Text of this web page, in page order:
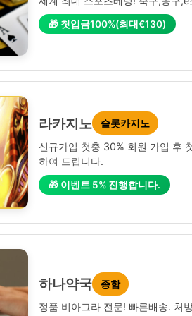
🎁 첫입금100%(최대€130)
라카지노
슬롯카지노
신규가입 첫충 30% 회원 가입 후
하여 드립니다.
🎁 이벤트 5% 진행합니다.
하나약국
종합
정품 비아그라 전문! 빠른배송. 처